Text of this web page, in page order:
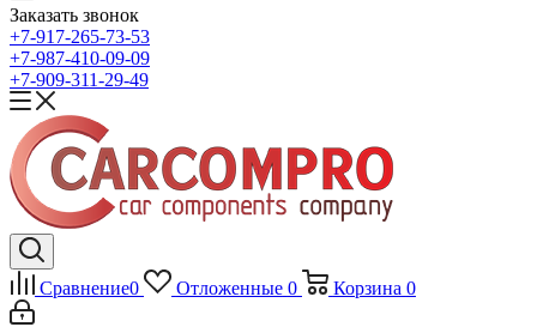
Заказать звонок
+7-917-265-73-53
+7-987-410-09-09
+7-909-311-29-49
Сравнение0 Отложенные 0 Корзина 0